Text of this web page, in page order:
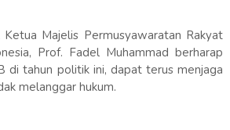
Majelis Permusyawaratan Rakyat
Prof. Fadel Muhammad berharap
di tahun politik ini, dapat terus menjaga
melanggar hukum.